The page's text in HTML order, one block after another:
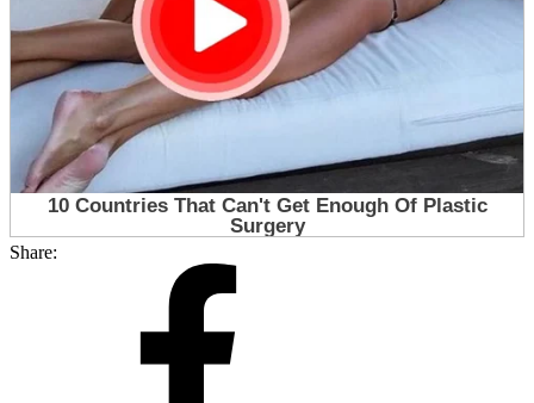
Share: